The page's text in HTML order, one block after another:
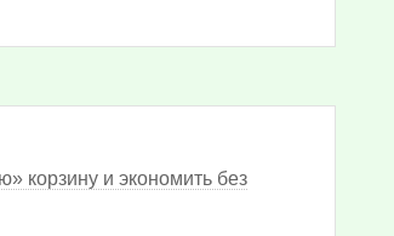
корзину и экономить без